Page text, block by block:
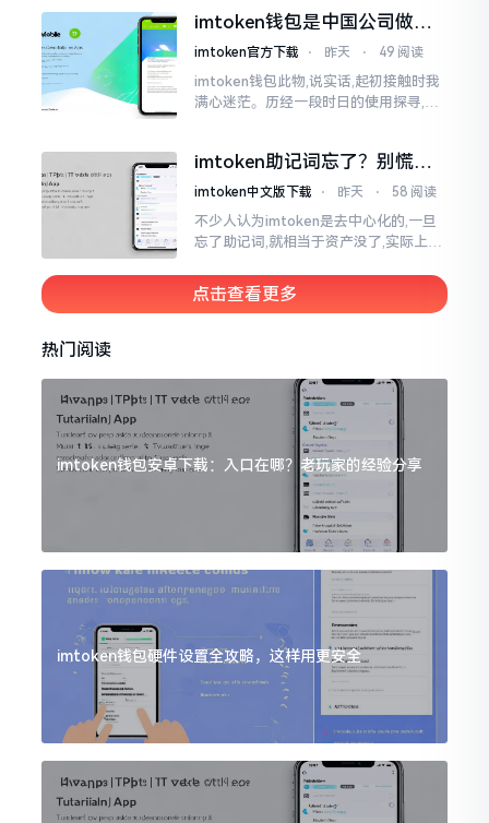
人攻击
imtoken钱包是中国公司做的
吗？一文说清楚
imtoken官方下载 ⋅ 昨天 ⋅ 49 阅读
imtoken钱包此物,说实话,起初接触时我
满心迷茫。历经一段时日的使用探寻,我
李鹏
imtoken助记词忘了？别慌，
这招能救你
imtoken中文版下载 ⋅ 昨天 ⋅ 58 阅读
不少人认为imtoken是去中心化的,一旦
忘了助记词,就相当于资产没了,实际上这
否还存在。假设你的手机没丢,且一直处
于网络连接状态
点击查看更多
热门阅读
imtoken钱包安卓下载：入口在哪？老玩家的经验分享
imtoken钱包硬件设置全攻略，这样用更安全